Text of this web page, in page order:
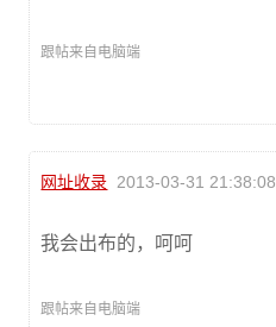
跟帖来自电脑端
网址收录 2013-03-31 21:38:08
我会出布的，呵呵
跟帖来自电脑端